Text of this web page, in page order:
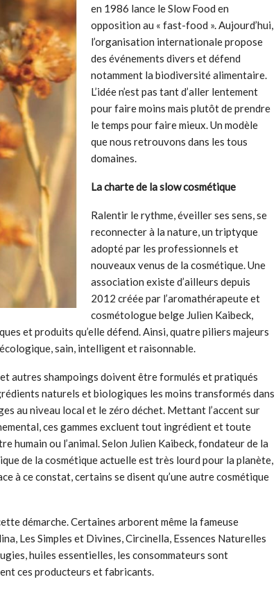
en 1986 lance le Slow Food en
opposition au « fast-food ». Aujourd’hui,
l’organisation internationale propose
des événements divers et défend
notamment la biodiversité alimentaire.
L’idée n’est pas tant d’aller lentement
pour faire moins mais plutôt de prendre
le temps pour faire mieux. Un modèle
que nous retrouvons dans les tous
domaines.
La charte de la slow cosmétique
Ralentir le rythme, éveiller ses sens, se
reconnecter à la nature, un triptyque
adopté par les professionnels et
nouveaux venus de la cosmétique. Une
association existe d’ailleurs depuis
2012 créée par l’aromathérapeute et
cosmétologue belge Julien Kaibeck,
et produits qu’elle défend. Ainsi, quatre piliers majeurs
sain, intelligent et raisonnable.
autres shampoings doivent être formulés et pratiqués
naturels et biologiques les moins transformés dans
au niveau local et le zéro déchet. Mettant l’accent sur
ces gammes excluent tout ingrédient et toute
humain ou l’animal. Selon Julien Kaibeck, fondateur de la
de la cosmétique actuelle est très lourd pour la planète,
à ce constat, certains se disent qu’une autre cosmétique
démarche. Certaines arborent même la fameuse
Les Simples et Divines, Circinella, Essences Naturelles
huiles essentielles, les consommateurs sont
ces producteurs et fabricants.